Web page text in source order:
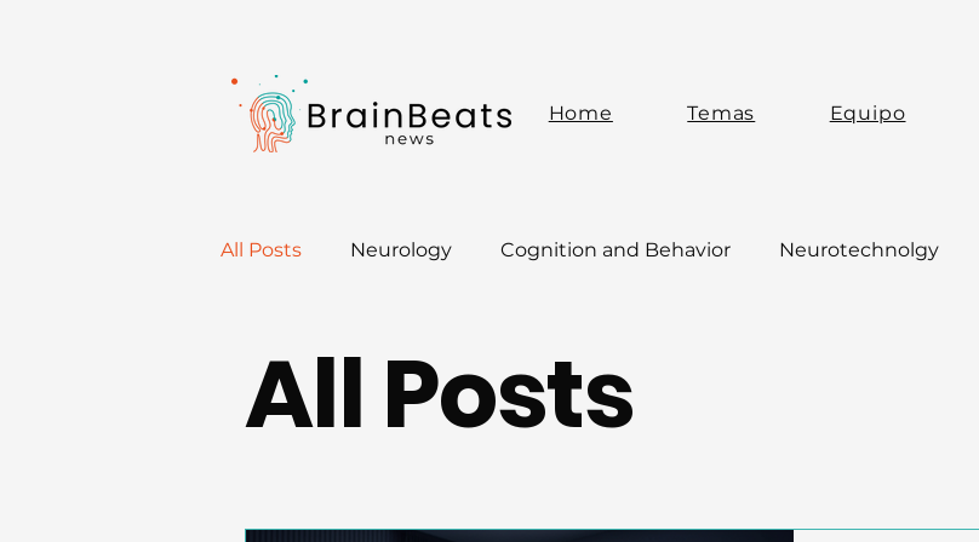
Home Temas Equipo
All Posts Neurology Cognition and Behavior Neurotechnolgy
All Posts